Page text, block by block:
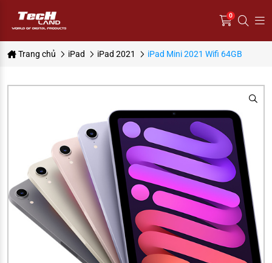
0
Trang chủ iPad iPad 2021 iPad Mini 2021 Wifi 64GB